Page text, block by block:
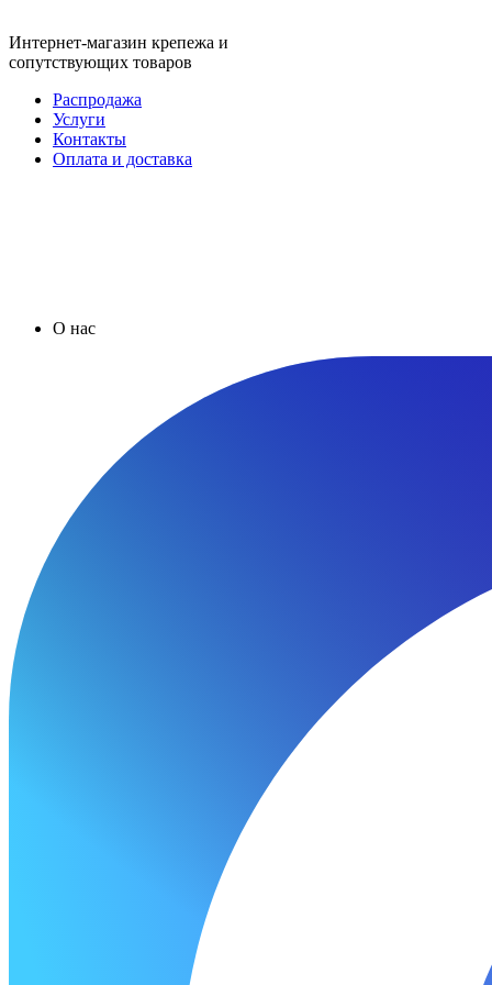
Интернет-магазин крепежа и
сопутствующих товаров
Распродажа
Услуги
Контакты
Оплата и доставка
О нас